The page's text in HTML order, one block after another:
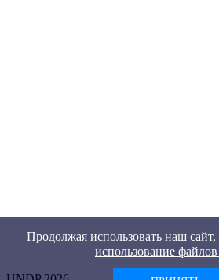
Продолжая использовать наш
использование